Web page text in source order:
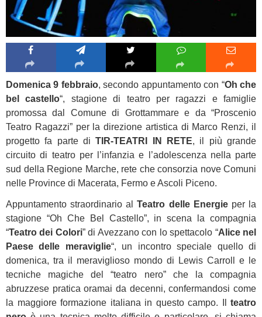
Domenica 9 febbraio, secondo appuntamento con “Oh che
bel castello“, stagione di teatro per ragazzi e famiglie
promossa dal Comune di Grottammare e da “Proscenio
Teatro Ragazzi” per la direzione artistica di Marco Renzi, il
progetto fa parte diTIR-TEATRI IN RETE, il più grande
circuito di teatro per l’infanzia e l’adolescenza nella parte
sud della Regione Marche, rete che consorzia nove Comuni
nelle Province di Macerata, Fermo e Ascoli Piceno.
Appuntamento straordinario alTeatro delle Energieper la
stagione “Oh Che Bel Castello”, in scena la compagnia
“Teatro dei Colori” di Avezzano con lo spettacolo “Alice nel
Paese delle meraviglie“, un incontro speciale quello di
domenica, tra il meraviglioso mondo di Lewis Carroll e le
tecniche magiche del “teatro nero” che la compagnia
abruzzese pratica oramai da decenni, confermandosi come
la maggiore formazione italiana in questo campo. Il teatro